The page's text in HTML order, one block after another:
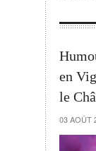
en
le
03 AOÛT